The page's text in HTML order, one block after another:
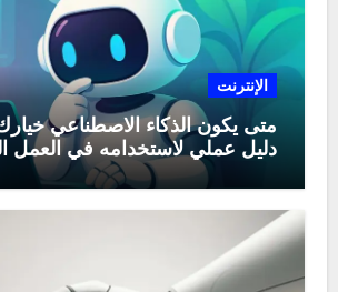
الإنترنت
متى يكون الذكاء الاصطناعي
دليل عملي لاستخدامه في العمل